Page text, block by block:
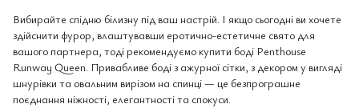
Вибирайте спідню білизну під ваш настрій. І якщо сьогодні ви хочете
здійснити фурор, влаштувавши еротично-естетичне свято для
вашого партнера, тоді рекомендуємо купити боді Penthouse
Runway Queen. Привабливе боді з ажурної сітки, з декором у вигляді
шнурівки та овальним вирізом на спинці — це безпрограшне
поєднання ніжності, елегантності та спокуси.